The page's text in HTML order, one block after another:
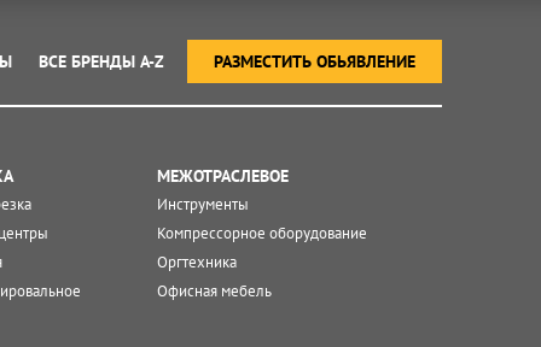
РАЗМЕСТИТЬ ОБЬЯВЛЕНИЕ
ВСЕ БРЕНДЫ A-Z
МЕЖОТРАСЛЕВОЕ
Инструменты
Компрессорное оборудование
Оргтехника
Офисная мебель